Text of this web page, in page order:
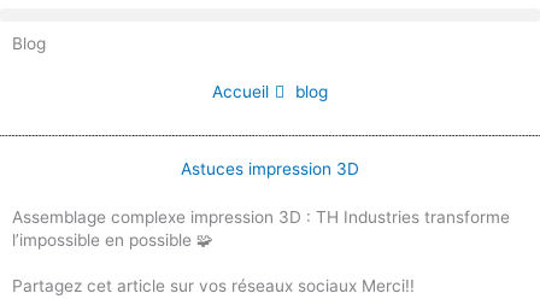
Blog
Accueil blog
Astuces impression 3D
Assemblage complexe impression 3D : TH Industries transforme
l’impossible en possible 🧩
Partagez cet article sur vos réseaux sociaux Merci!!